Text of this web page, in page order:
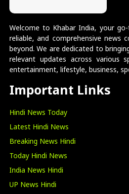
Welcome to Khabar India, your
reliable, and comprehensive news
beyond. We are dedicated to
relevant updates across various
entertainment, lifestyle, business,
Important Links
Hindi News Today
Latest Hindi News
Breaking News Hindi
Today Hindi News
India News Hindi
UP News Hindi